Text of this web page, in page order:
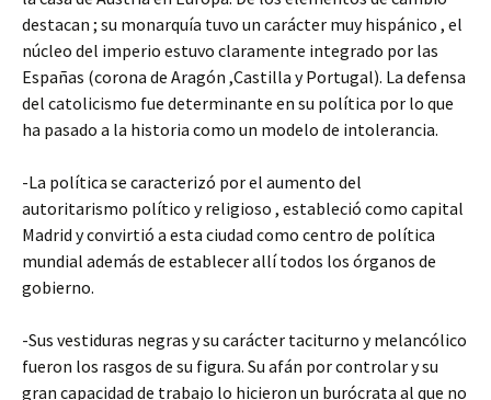
destacan ; su monarquía tuvo un carácter muy hispánico , el
núcleo del imperio estuvo claramente integrado por las
Españas (corona de Aragón ,Castilla y Portugal). La defensa
del catolicismo fue determinante en su política por lo que
ha pasado a la historia como un modelo de intolerancia.
-La política se caracterizó por el aumento del
autoritarismo político y religioso , estableció como capital
Madrid y convirtió a esta ciudad como centro de política
mundial además de establecer allí todos los órganos de
gobierno.
-Sus vestiduras negras y su carácter taciturno y melancólico
fueron los rasgos de su figura. Su afán por controlar y su
gran capacidad de trabajo lo hicieron un burócrata al que no